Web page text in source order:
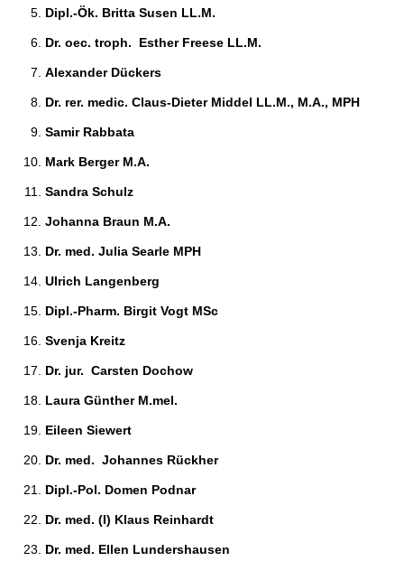
Dipl.-Ök. Britta Susen LL.M.
Dr. oec. troph.  Esther Freese LL.M.
Alexander Dückers
Dr. rer. medic. Claus-Dieter Middel LL.M., M.A., MPH
Samir Rabbata
Mark Berger M.A.
Sandra Schulz
Johanna Braun M.A.
Dr. med. Julia Searle MPH
Ulrich Langenberg
Dipl.-Pharm. Birgit Vogt MSc
Svenja Kreitz
Dr. jur.  Carsten Dochow
Laura Günther M.mel.
Eileen Siewert
Dr. med.  Johannes Rückher
Dipl.-Pol. Domen Podnar
Dr. med. (I) Klaus Reinhardt
Dr. med. Ellen Lundershausen